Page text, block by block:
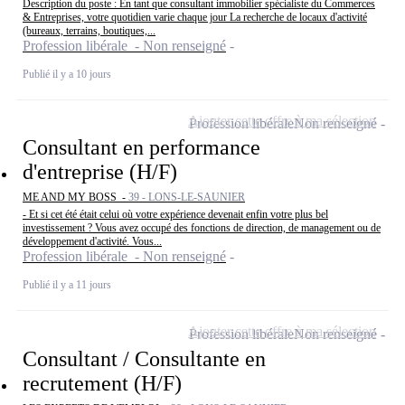
Description du poste : En tant que consultant immobilier spécialiste du Commerces
& Entreprises, votre quotidien varie chaque jour La recherche de locaux d'activité
(bureaux, terrains, boutiques,...
Profession libérale - Non renseigné
Publié il y a 10 jours
Consultant en performance
d'entreprise (H/F)
ME AND MY BOSS - 39 - LONS-LE-SAUNIER
- Et si cet été était celui où votre expérience devenait enfin votre plus bel
investissement ? Vous avez occupé des fonctions de direction, de management ou de
développement d'activité. Vous...
Profession libérale - Non renseigné
Publié il y a 11 jours
Profession libéraleNon renseigné
Ajouter cette offre à ma sélection
Consultant / Consultante en
recrutement (H/F)
Profession libéraleNon renseigné
Ajouter cette offre à ma sélection